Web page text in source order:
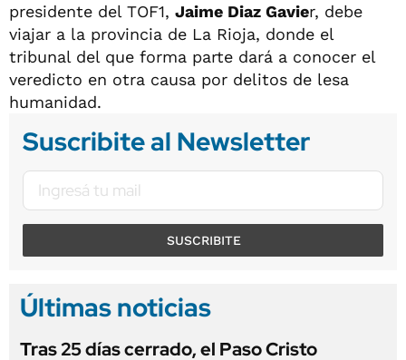
presidente del TOF1, Jaime Diaz Gavier, debe
viajar a la provincia de La Rioja, donde el
tribunal del que forma parte dará a conocer el
veredicto en otra causa por delitos de lesa
humanidad.
Suscribite al Newsletter
SUSCRIBITE
Últimas noticias
Tras 25 días cerrado, el Paso Cristo